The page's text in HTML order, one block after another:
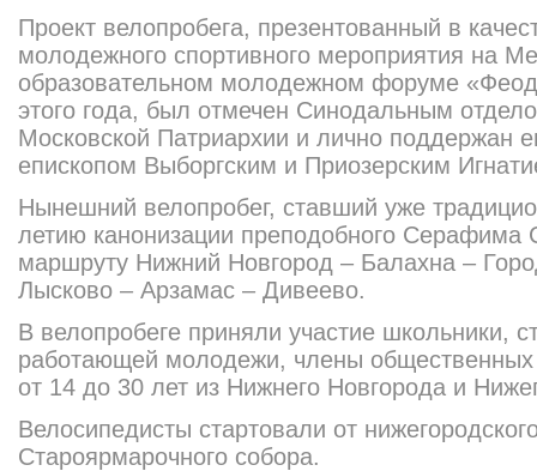
Проект велопробега, презентованный в
молодежного спортивного мероприятия на
образовательном молодежном форуме
этого года, был отмечен Синодальным
Московской Патриархии и лично поддержан
епископом Выборгским и Приозерским
Нынешний велопробег, ставший уже
летию канонизации преподобного Серафима
маршруту Нижний Новгород – Балахна –
Лысково – Арзамас – Дивеево.
В велопробеге приняли участие школьники,
работающей молодежи, члены общественных
от 14 до 30 лет из Нижнего Новгорода и
Велосипедисты стартовали от
Староярмарочного собора.